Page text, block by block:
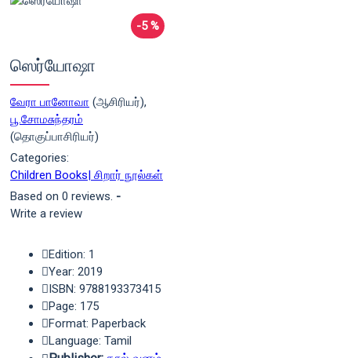
-5 %
ஸெர்யோஷா
வேரா பானோவா (ஆசிரியர்),
பூ.சோமசுந்தரம்
(தொகுப்பாசிரியர்)
Categories:
Children Books| சிறார் நூல்கள்
Based on 0 reviews. -
Write a review
Edition: 1
Year: 2019
ISBN: 9788193373415
Page: 175
Format: Paperback
Language: Tamil